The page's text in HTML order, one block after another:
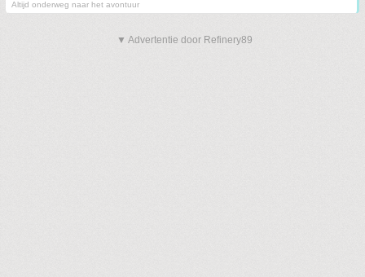
Altijd onderweg naar het avontuur
▼ Advertentie door Refinery89